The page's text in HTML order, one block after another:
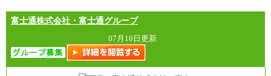
す。
中途：
全職種共通
月給制
226,600円～390,100円（勤務地域等により異なりま
す）
・ご経験やスキルを考慮し、選考の中で決定いたし
富士通株式会社・富士通グループ
07月10日更新